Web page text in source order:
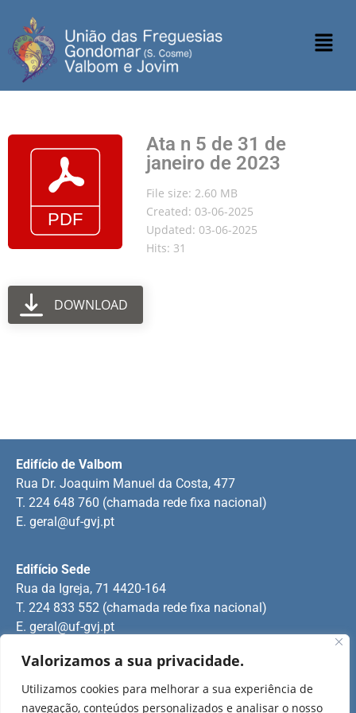
Valorizamos a sua privacidade.
Utilizamos cookies para melhorar a sua experiência de
navegação, conteúdos personalizados e analisar o nosso
Ata n 5 de 31 de
janeiro de 2023
File size: 2.60 MB
Created: 03-06-2025
Updated: 03-06-2025
Hits: 31
DOWNLOAD
Rua Manuel Pinto Martins
Edifício Sede
Rua da Igreja, 71 4420-164
T. 224 833 552 (chamada rede fixa nacional)
E. geral@uf-gvj.pt
Edifício de Valbom
Rua Dr. Joaquim Manuel da Costa, 477
T. 224 648 760 (chamada rede fixa nacional)
E. geral@uf-gvj.pt